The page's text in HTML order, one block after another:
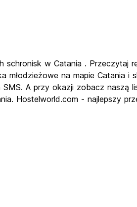
schronisk w Catania . Przeczytaj
młodzieżowe na mapie Catania i
A przy okazji zobacz naszą
Hostelworld.com - najlepszy